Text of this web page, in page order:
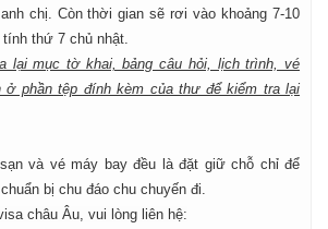
chị. Còn thời gian sẽ rơi vào khoảng 7-10
thứ 7 chủ nhật.
lại mục tờ khai, bảng câu hỏi, lịch trình, vé
ở phần tệp đính kèm của thư để kiểm tra lại
và vé máy bay đều là đặt giữ chỗ chỉ để
bị chu đáo chu chuyến đi.
châu Âu, vui lòng liên hệ: